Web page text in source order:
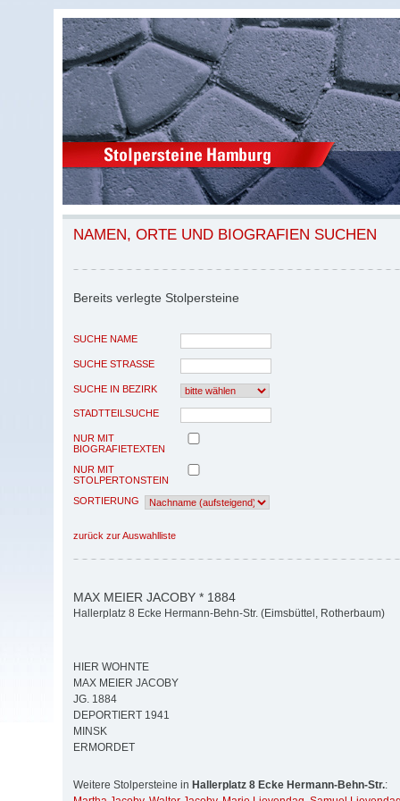
NAMEN, ORTE UND BIOGRAFIEN SUCHEN
Bereits verlegte Stolpersteine
SUCHE NAME
SUCHE STRASSE
SUCHE IN BEZIRK
STADTTEILSUCHE
NUR MIT
BIOGRAFIETEXTEN
NUR MIT
STOLPERTONSTEIN
SORTIERUNG
zurück zur Auswahlliste
MAX MEIER JACOBY * 1884
Hallerplatz 8 Ecke Hermann-Behn-Str. (Eimsbüttel, Rotherbaum)
HIER WOHNTE
MAX MEIER JACOBY
JG. 1884
DEPORTIERT 1941
MINSK
ERMORDET
Weitere Stolpersteine in Hallerplatz 8 Ecke Hermann-Behn-Str.: